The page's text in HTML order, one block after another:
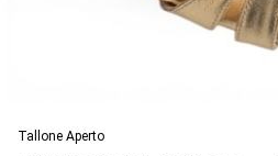
Tallone Aperto